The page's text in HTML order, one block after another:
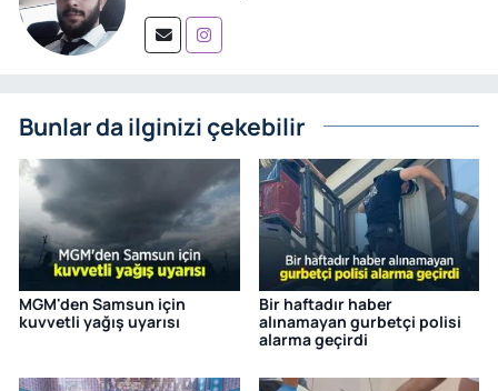
Bunlar da ilginizi çekebilir
MGM'den Samsun için
kuvvetli yağış uyarısı
Bir haftadır haber
alınamayan gurbetçi polisi
alarma geçirdi